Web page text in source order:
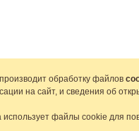
обработку файлов
на сайт, и сведения об
файлы cookie для